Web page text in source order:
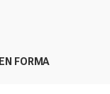
EN FORMA